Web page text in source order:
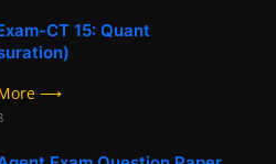
CT 15: Quant
More ⟶